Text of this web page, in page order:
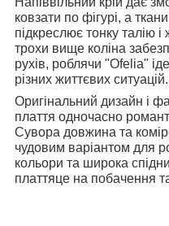
ковзати по фігурі, а
підкреслює тонку талію
трохи вище коліна
рухів, роблячи "Ofelia"
різних життєвих ситуацій.
Оригінальний дизайн і
плаття одночасно
Сувора довжина та
чудовим варіантом для
кольори та широка
платтяце на побачення